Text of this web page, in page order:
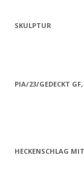
SKULPTUR
PIA/23/GEDECKT
HECKENSCHLAG